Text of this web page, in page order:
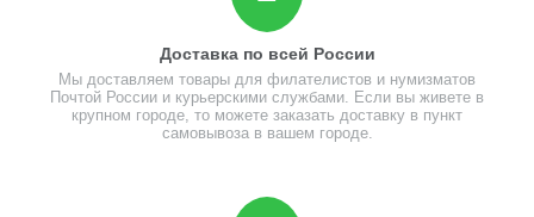
Доставка по всей России
Мы доставляем товары для филателистов и нумизматов
Почтой России и курьерскими службами. Если вы живете в
крупном городе, то можете заказать доставку в пункт
самовывоза в вашем городе.